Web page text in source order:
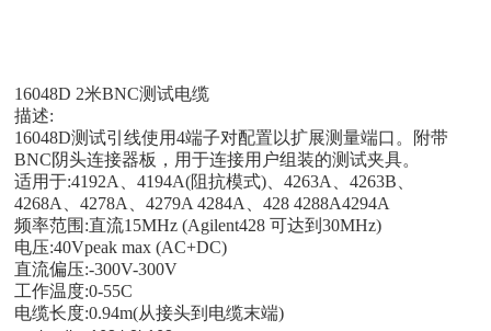
16048D 2米BNC测试电缆
描述:
16048D测试引线使用4端子对配置以扩展测量端口。附带
BNC阴头连接器板，用于连接用户组装的测试夹具。
适用于:4192A、4194A(阻抗模式)、4263A、4263B、
4268A、4278A、4279A 4284A、428 4288A4294A
频率范围:直流15MHz (Agilent428 可达到30MHz)
电压:40Vpeak max (AC+DC)
直流偏压:-300V-300V
工作温度:0-55C
电缆长度:0.94m(从接头到电缆末端)